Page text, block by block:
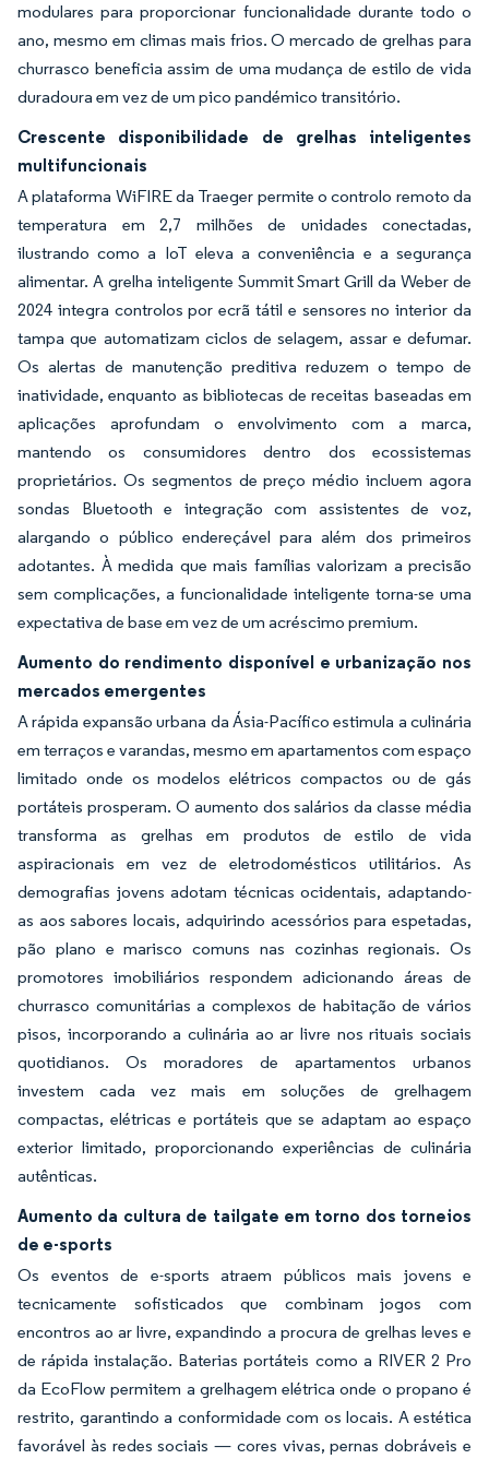
modulares para proporcionar funcionalidade durante todo o
ano, mesmo em climas mais frios. O mercado de grelhas para
churrasco beneficia assim de uma mudança de estilo de vida
duradoura em vez de um pico pandémico transitório.
Crescente disponibilidade de grelhas inteligentes
multifuncionais
A plataforma WiFIRE da Traeger permite o controlo remoto da
temperatura em 2,7 milhões de unidades conectadas,
ilustrando como a IoT eleva a conveniência e a segurança
alimentar. A grelha inteligente Summit Smart Grill da Weber de
2024 integra controlos por ecrã tátil e sensores no interior da
tampa que automatizam ciclos de selagem, assar e defumar.
Os alertas de manutenção preditiva reduzem o tempo de
inatividade, enquanto as bibliotecas de receitas baseadas em
aplicações aprofundam o envolvimento com a marca,
mantendo os consumidores dentro dos ecossistemas
proprietários. Os segmentos de preço médio incluem agora
sondas Bluetooth e integração com assistentes de voz,
alargando o público endereçável para além dos primeiros
adotantes. À medida que mais famílias valorizam a precisão
sem complicações, a funcionalidade inteligente torna-se uma
expectativa de base em vez de um acréscimo premium.
Aumento do rendimento disponível e urbanização nos
mercados emergentes
A rápida expansão urbana da Ásia-Pacífico estimula a culinária
em terraços e varandas, mesmo em apartamentos com espaço
limitado onde os modelos elétricos compactos ou de gás
portáteis prosperam. O aumento dos salários da classe média
transforma as grelhas em produtos de estilo de vida
aspiracionais em vez de eletrodomésticos utilitários. As
demografias jovens adotam técnicas ocidentais, adaptando-
as aos sabores locais, adquirindo acessórios para espetadas,
pão plano e marisco comuns nas cozinhas regionais. Os
promotores imobiliários respondem adicionando áreas de
churrasco comunitárias a complexos de habitação de vários
pisos, incorporando a culinária ao ar livre nos rituais sociais
quotidianos. Os moradores de apartamentos urbanos
investem cada vez mais em soluções de grelhagem
compactas, elétricas e portáteis que se adaptam ao espaço
exterior limitado, proporcionando experiências de culinária
autênticas.
Aumento da cultura de tailgate em torno dos torneios
de e-sports
Os eventos de e-sports atraem públicos mais jovens e
tecnicamente sofisticados que combinam jogos com
encontros ao ar livre, expandindo a procura de grelhas leves e
de rápida instalação. Baterias portáteis como a RIVER 2 Pro
da EcoFlow permitem a grelhagem elétrica onde o propano é
restrito, garantindo a conformidade com os locais. A estética
favorável às redes sociais — cores vivas, pernas dobráveis e